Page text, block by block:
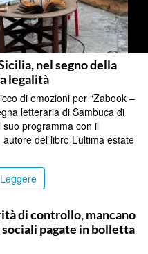
nel segno della
legalità
di emozioni per “Zabook –
letteraria di Sambuca di
programma con il
del libro L’ultima estate
di controllo, mancano
sociali pagate in bolletta